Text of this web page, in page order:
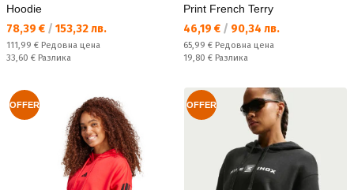
Hoodie
Текуща цена:
78,39 € / 153,32 лв.
Редовна цена:
111,99 € Редовна цена
Спестявате:
33,60 € Разлика
Print French Terry
Текуща цена:
46,19 € / 90,34 лв.
Редовна цена:
65,99 € Редовна цена
Спестявате:
19,80 € Разлика
OFFER OFFER